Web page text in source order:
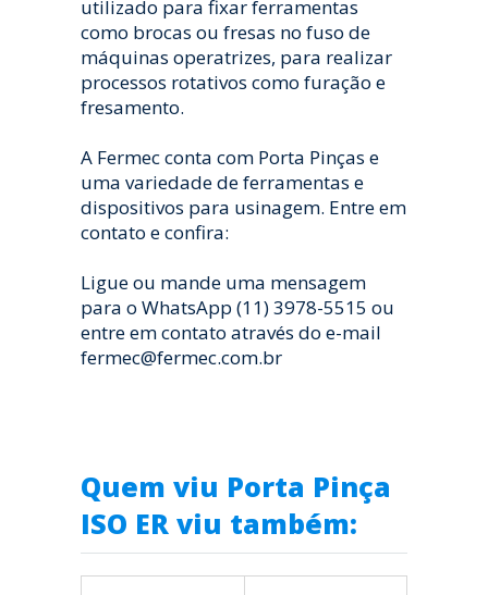
utilizado para fixar ferramentas
como brocas ou fresas no fuso de
máquinas operatrizes, para realizar
processos rotativos como furação e
fresamento.
A Fermec conta com Porta Pinças e
uma variedade de ferramentas e
dispositivos para usinagem. Entre em
contato e confira:
Ligue ou mande uma mensagem
para o WhatsApp (11) 3978-5515 ou
entre em contato através do e-mail
fermec@fermec.com.br
Quem viu Porta Pinça
ISO ER viu também: